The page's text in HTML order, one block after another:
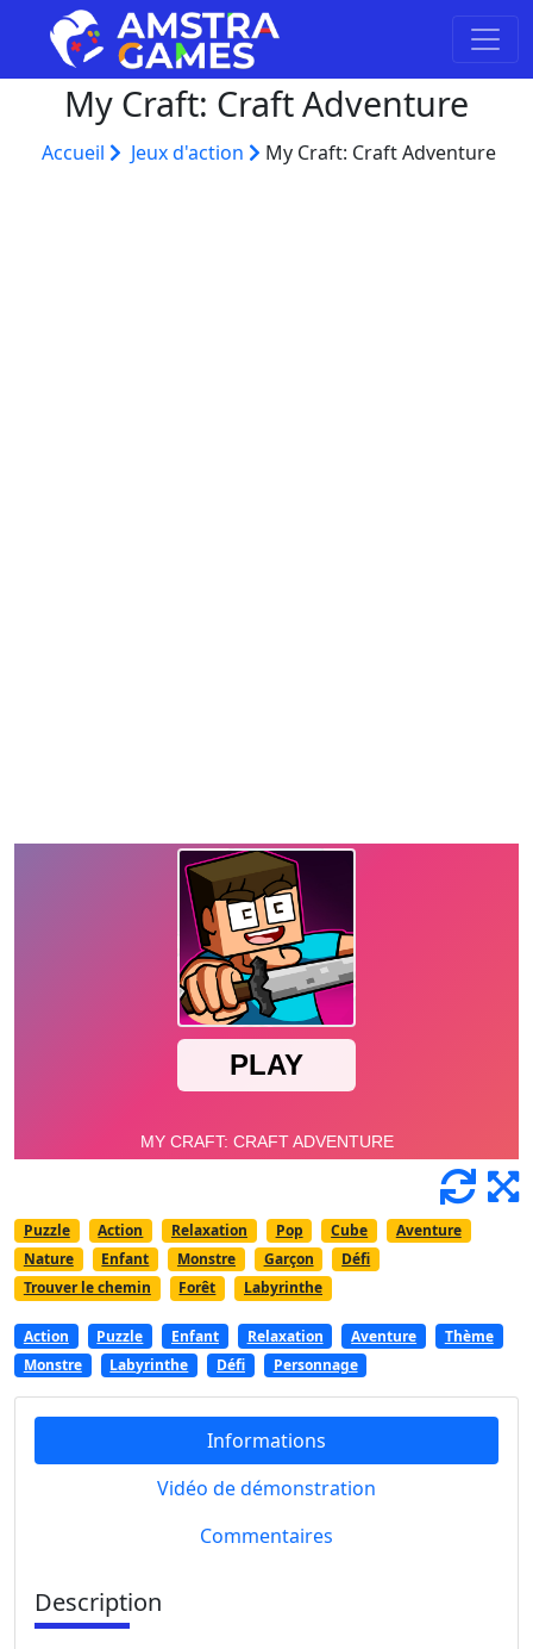
My Craft: Craft Adventure
Accueil Jeux d'action My Craft: Craft Adventure
Puzzle Action Relaxation Pop Cube
Aventure
Nature
Enfant Monstre Garçon
Défi
Trouver le chemin
Forêt Labyrinthe
Action Puzzle Enfant Relaxation Aventure
Thème
Monstre
Labyrinthe Défi Personnage
Informations
Vidéo de démonstration
Commentaires
Description